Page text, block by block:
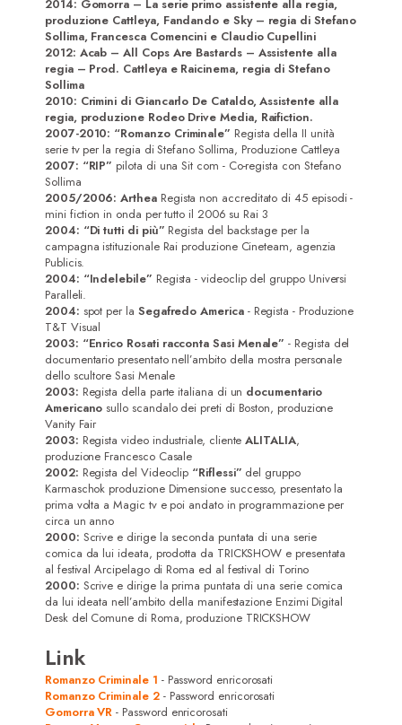
Registi/Sceneggiatori
DoP
Musicisti
Contatti
2014: Gomorra – La serie primo assistente alla regia,
produzione Cattleya, Fandando e Sky – regia di Stefano
Sollima, Francesca Comencini e Claudio Cupellini
2012: Acab – All Cops Are Bastards – Assistente alla
regia – Prod. Cattleya e Raicinema, regia di Stefano
Sollima
2010: Crimini di Giancarlo De Cataldo, Assistente alla
regia, produzione Rodeo Drive Media, Raifiction.
2007-2010: “Romanzo Criminale” Regista della II unità
serie tv per la regia di Stefano Sollima, Produzione Cattleya
2007: “RIP” pilota di una Sit com - Co-regista con Stefano
Sollima
2005/2006:ArtheaRegista non accreditato di 45 episodi -
mini fiction in onda per tutto il 2006 su Rai 3
2004: “Di tutti di più” Regista del backstage per la
campagna istituzionale Rai produzione Cineteam, agenzia
Publicis.
2004: “Indelebile” Regista - videoclip del gruppo Universi
Paralleli.
2004: spot per la Segafredo America- Regista - Produzione
T&T Visual
2003: “Enrico Rosati racconta Sasi Menale” - Regista del
documentario presentato nell’ambito della mostra personale
dello scultore Sasi Menale
2003: Regista della parte italiana di un documentario
Americano sullo scandalo dei preti di Boston, produzione
Vanity Fair
2003: Regista video industriale, clienteALITALIA,
produzione Francesco Casale
2002: Regista del Videoclip “Riflessi” del gruppo
Karmaschok produzione Dimensione successo, presentato la
prima volta a Magic tv e poi andato in programmazione per
circa un anno
2000: Scrive e dirige la seconda puntata di una serie
comica da lui ideata, prodotta da TRICKSHOW e presentata
al festival Arcipelago di Roma ed al festival di Torino
2000: Scrive e dirige la prima puntata di una serie comica
da lui ideata nell’ambito della manifestazione Enzimi Digital
Desk del Comune di Roma, produzione TRICKSHOW
Link
Romanzo Criminale 1 - Password enricorosati
Romanzo Criminale 2- Password enricorosati
Gomorra VR - Password enricorosati